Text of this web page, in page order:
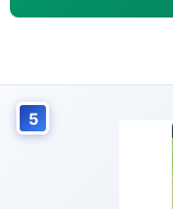
5